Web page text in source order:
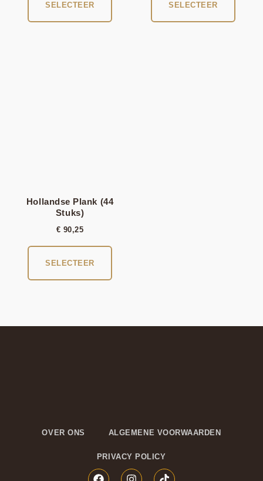
SELECTEER SELECTEER
Hollandse Plank (44
Stuks)
€ 90,25
SELECTEER
OVER ONS ALGEMENE VOORWAARDEN
PRIVACY POLICY